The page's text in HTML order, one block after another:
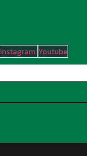
Instagram Youtube